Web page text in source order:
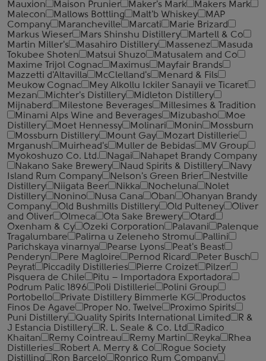
Mauxion
Maison Prunier Maker's Mark
Makers Mark
Malecon
Mallows Bottling Malt'b Whiskey
MAP
Company
Marancheville Marcati
Marie Brizard
Markus Wieser
Mars Shinshu Distillery
Martell & Co
Martin Miller's
Masahiro Distillery Massenez
Masuda
Tokubee Shoten
Matsui Shuzo
Matusalem and Co
Maxime Trijol Cognac
Maximus
Mayfair Brands
Mazzetti d'Altavilla
McClelland's
Menard & Fils
Meukow Cognac
Mey Alkollu Ickiler Sanayii ve Ticaret
Mezan
Michter's Distillery
Midleton Distillery
Mijnaberd
Milestone Beverages
Millesimes & Tradition
Minami Alps Wine and Beverages
Mizubasho
Moe
Distillery
Moet Hennessy Molinari Monin
Mossburn
Mossburn Distillery
Mount Gay
Mozart Distillerie
Mrganush
Muirhead's Muller de Bebidas
MV Group
Myokoshuzo Co. Ltd.
Nagai
Nahapet Brandy Company
Nakano Sake Brewery
Naud Spirits & Distillery
Navy
Island Rum Company
Nelson's Green Brier
Nestville
Distillery
Niigata Beer Nikka Nocheluna
Nolet
Distillery
Nonino Nusa Cana Oban
Ohanyan Brandy
Company
Old Bushmills Distillery Old Pulteney
Oliver
and Oliver
Olmeca Ota Sake Brewery
Otard
Oxenham & Cy
Ozeki Corporation Palavani
Palenque
Tragalumbare
Palirna u Zeleneho Stromu
Pallini
Parichskaya vinarnya
Pearse Lyons
Peat's Beast
Penderyn
Pere Magloire Pernod Ricard
Peter Busch
Peyrat
Piccadily Distilleries Pierre Croizet
Pilzer
Pisquera de Chile
Pitu – Importadora Exportadora
Podrum Palic 1896
Poli Distillerie
Polini Group
Portobello
Private Distillery Bimmerle KG
Productos
Finos De Agave
Proper No. Twelve
Proximo Spirits
Puni Distillery
Quality Spirits International Limited
R &
J Estancia Distillery
R. L. Seale & Co. Ltd
Radico
Khaitan
Remy Cointreau Remy Martin Reyka
Rhea
Distilleries
Robert A. Merry & Co
Rogue Society
Distilling
Ron Barcelo
Ronrico Rum Company